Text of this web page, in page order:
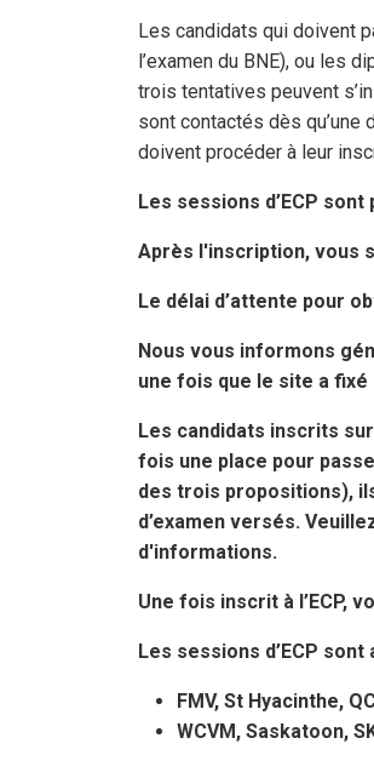
Les candidats qui doivent
l’examen du BNE), ou les
trois tentatives peuvent
sont contactés dès qu’une
doivent procéder à leur
Les sessions d’ECP
Après l'inscription, vous
Le délai d’attente pour
Nous vous informons
une fois que le site a fixé
Les candidats inscrits
fois une place pour
des trois propositions),
d’examen versés.
d'informations.
Une fois inscrit à l’ECP,
Les sessions d’ECP
FMV, St Hyacinthe,
WCVM, Saskatoon,